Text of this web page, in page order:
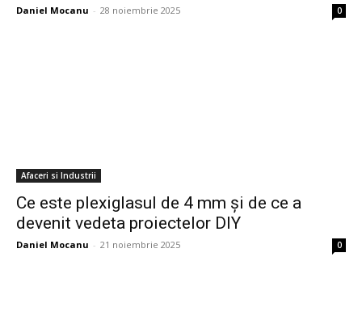
Daniel Mocanu - 28 noiembrie 2025 0
Afaceri si Industrii
Ce este plexiglasul de 4 mm și de ce a
devenit vedeta proiectelor DIY
Daniel Mocanu - 21 noiembrie 2025 0